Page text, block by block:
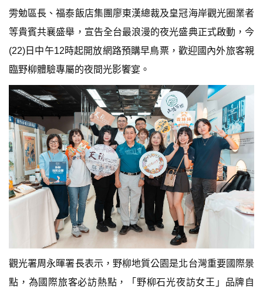
雱勉區長、福泰飯店集團廖東漢總裁及皇冠海岸觀光圈業者
等貴賓共襄盛舉，宣告全台最浪漫的夜光盛典正式啟動，今
(22)日中午12時起開放網路預購早鳥票，歡迎國內外旅客親
臨野柳體驗專屬的夜間光影饗宴。
觀光署周永暉署長表示，野柳地質公園是北台灣重要國際景
點，為國際旅客必訪熱點，「野柳石光夜訪女王」品牌自